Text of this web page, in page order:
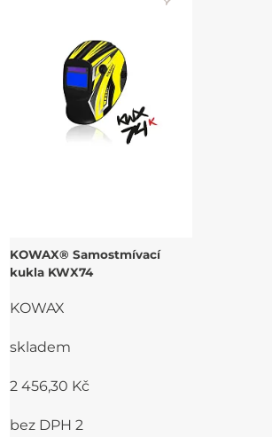
KOWAX® Samostmívací
kukla KWX74
KOWAX
skladem
2 456,30 Kč
bez DPH 2